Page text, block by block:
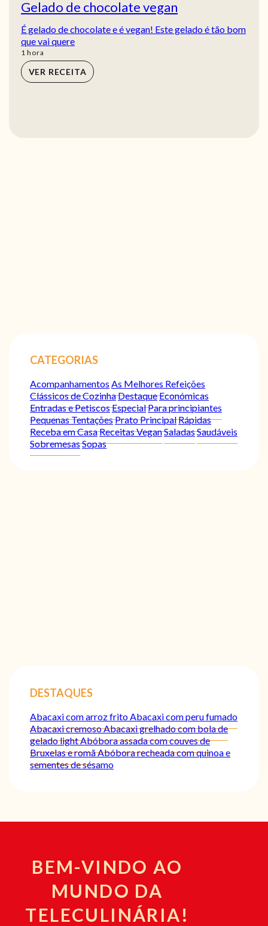
Gelado de chocolate vegan
É gelado de chocolate e é vegan! Este gelado é tão bom
que vai quere
1 hora
hora
VER RECEITA
CATEGORIAS
Acompanhamentos As Melhores Refeições
Clássicos de CozinhaDestaqueEconómicas
Entradas e PetiscosEspecialPara principiantes
Pequenas TentaçõesPrato PrincipalRápidas
Receba em CasaReceitas VeganSaladasSaudáveis
SobremesasSopas
DESTAQUES
Abacaxi com arroz fritoAbacaxi com peru fumado
Abacaxi cremosoAbacaxi grelhado com bola de
gelado lightAbóbora assada com couves de
Bruxelas e romãAbóbora recheada com quinoa e
sementes de sésamo
BEM-VINDO AO
MUNDO DA
TELECULINÁRIA!